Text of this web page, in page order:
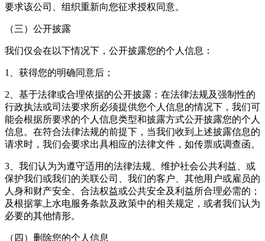
要求该公司、组织重新向您征求授权同意。
（三）公开披露
我们仅会在以下情况下，公开披露您的个人信息：
1、获得您的明确同意后；
2、基于法律或合理依据的公开披露：在法律法规及强制性的
行政执法或司法要求所必须提供您个人信息的情况下，我们可
能会根据所要求的个人信息类型和披露方式公开披露您的个人
信息。在符合法律法规的前提下，当我们收到上述披露信息的
请求时，我们会要求出具相应的法律文件，如传票或调查函。
3、我们认为为遵守适用的法律法规、维护社会公共利益、或
保护我们或我们的关联公司、我们的客户、其他用户或雇员的
人身和财产安全、合法权益或公共安全及利益所合理必需的；
及根据掌上水电服务条款及政策中的相关规定，或者我们认为
必要的其他情形。
（四）删除您的个人信息